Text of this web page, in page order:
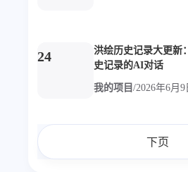
24
洪绘历史记录大更新
史记录的AI对话
我的项目 /2026年6月9
下页